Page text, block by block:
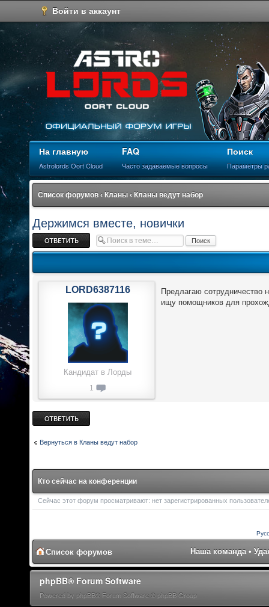
Войти в аккаунт
На главную
Astrolords Oort Cloud
FAQ
Часто задаваемые вопросы
Поиск
Параметры
Список форумов ‹ Кланы ‹ Кланы ведут набор
Держимся вместе, новички
Ответить
Предлагаю сотрудничество
ищу помощников для
LORD6387116
Кандидат в Лорды
1
Ответить
Вернуться в Кланы ведут набор
Кто сейчас на конференции
Сейчас этот форум просматривают: нет зарегистрированных
Список форумов Наша команда•
phpBB® Forum Software
Powered by phpBB® Forum Software © phpBB Group